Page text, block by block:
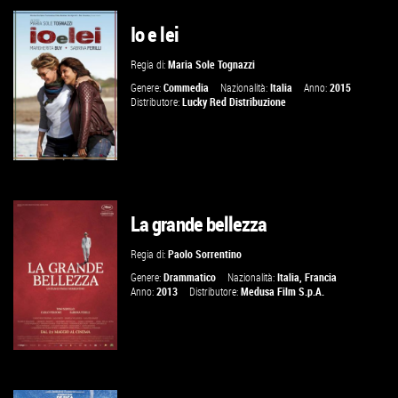
GUARDA IL TRAILER
VAI ALLA SCHEDA
VAI ALLA SCHEDA
Io e lei
Regia di:Maria Sole Tognazzi
Genere:Commedia Nazionalità:Italia Anno:2015
Distributore:Lucky Red Distribuzione
La grande bellezza
Regia di:Paolo Sorrentino
Genere:Drammatico Nazionalità:Italia ,Francia
Anno:2013 Distributore:Medusa Film S.p.A.